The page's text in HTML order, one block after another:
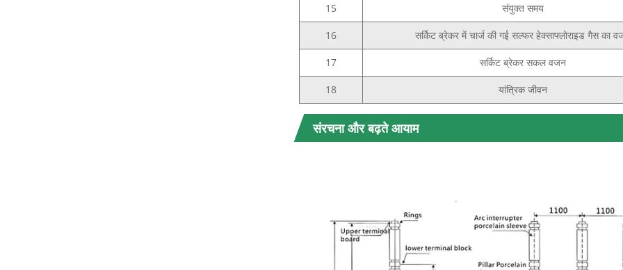
15 संयुक्त समय
16 सर्किट ब्रेकर में चार्ज की गई सल्फर हेक्साफ्लोराइड गैस का
17 सर्किट ब्रेकर सकल वजन
18 यांत्रिक जीवन
संरचना और बढ़ते आयाम